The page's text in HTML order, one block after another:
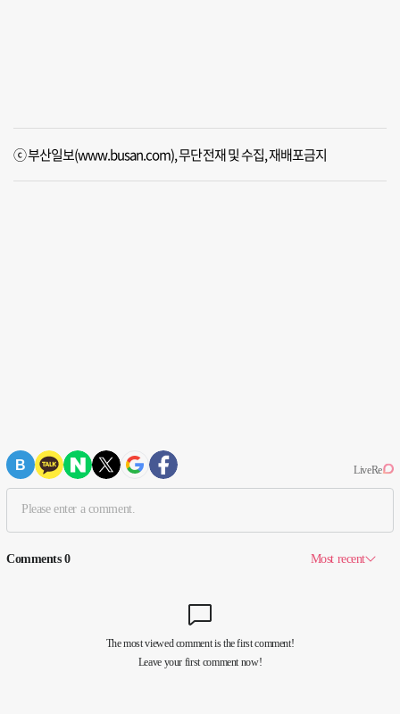
ⓒ 부산일보(www.busan.com), 무단전재 및 수집, 재배포금지